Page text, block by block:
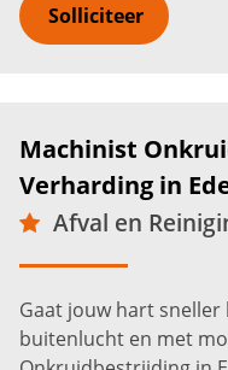
Solliciteer
Machinist
Verharding in
Afval en
MBO
Gaat jouw hart
buitenlucht en met